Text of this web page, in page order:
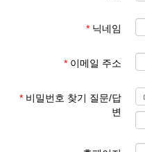
파리한글학교 홈페이지 관리자
* 닉네임
* 이메일 주소
* 비밀번호 찾기 질문/답
변